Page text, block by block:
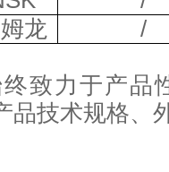
龙 /
致力于产品
品技术规格、